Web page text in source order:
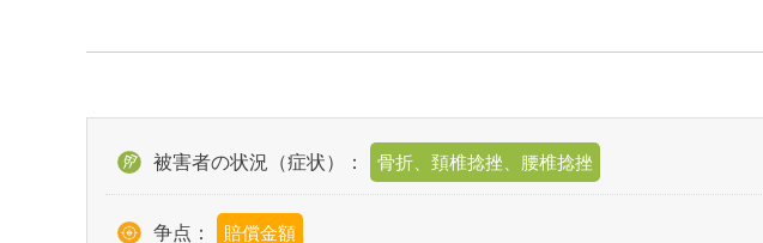
被害者の状況（症状）： 骨折、頚椎捻挫、腰椎捻挫
争点： 賠償金額